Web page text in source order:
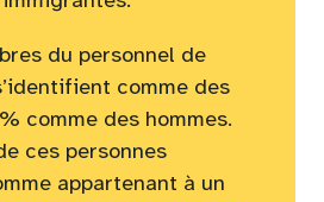
du personnel de
comme des
comme des hommes.
ces personnes
appartenant à un